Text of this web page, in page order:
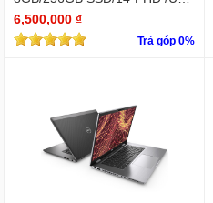
D Graphics/Win11Pro)
6,500,000 ₫
Trả góp 0%